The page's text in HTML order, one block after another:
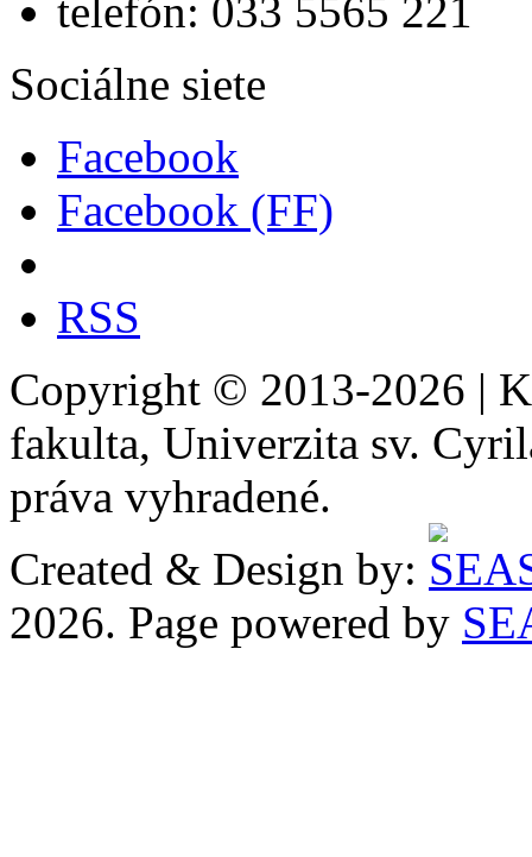
telefón: 033 5565 221
Sociálne siete
Facebook
Facebook (FF)
RSS
Copyright © 2013-2026 |
fakulta, Univerzita sv.
práva vyhradené.
Created & Design by:
2026. Page powered by